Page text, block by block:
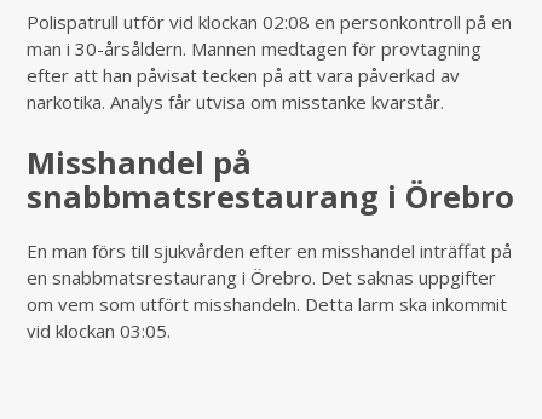
Polispatrull utför vid klockan 02:08 en personkontroll på en
man i 30-årsåldern. Mannen medtagen för provtagning
efter att han påvisat tecken på att vara påverkad av
narkotika. Analys får utvisa om misstanke kvarstår.
Misshandel på
snabbmatsrestaurang i Örebro
En man förs till sjukvården efter en misshandel inträffat på
en snabbmatsrestaurang i Örebro. Det saknas uppgifter
om vem som utfört misshandeln. Detta larm ska inkommit
vid klockan 03:05.